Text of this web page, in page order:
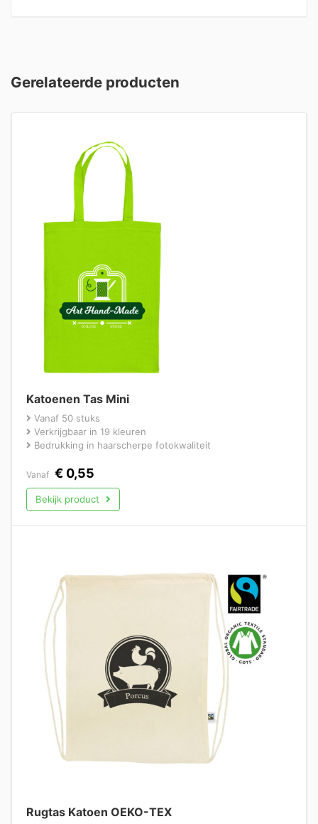
Gerelateerde producten
Katoenen Tas Mini
Vanaf 50 stuks
Verkrijgbaar in 19 kleuren
Bedrukking in haarscherpe fotokwaliteit
Vanaf € 0,55
Bekijk product
Rugtas Katoen OEKO-TEX